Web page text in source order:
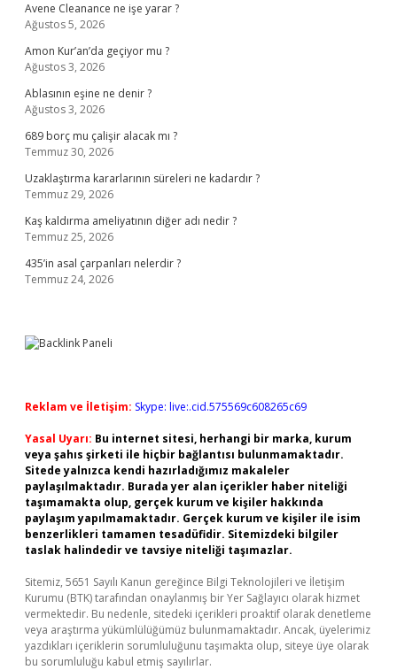
Avene Cleanance ne işe yarar ?
Ağustos 5, 2026
Amon Kur’an’da geçiyor mu ?
Ağustos 3, 2026
Ablasının eşine ne denir ?
Ağustos 3, 2026
689 borç mu çalişir alacak mı ?
Temmuz 30, 2026
Uzaklaştırma kararlarının süreleri ne kadardır ?
Temmuz 29, 2026
Kaş kaldırma ameliyatının diğer adı nedir ?
Temmuz 25, 2026
435’in asal çarpanları nelerdir ?
Temmuz 24, 2026
Reklam ve İletişim: Skype: live:.cid.575569c608265c69
Yasal Uyarı: Bu internet sitesi, herhangi bir marka, kurum
veya şahıs şirketi ile hiçbir bağlantısı bulunmamaktadır.
Sitede yalnızca kendi hazırladığımız makaleler
paylaşılmaktadır. Burada yer alan içerikler haber niteliği
taşımamakta olup, gerçek kurum ve kişiler hakkında
paylaşım yapılmamaktadır. Gerçek kurum ve kişiler ile isim
benzerlikleri tamamen tesadüfidir. Sitemizdeki bilgiler
taslak halindedir ve tavsiye niteliği taşımazlar.
Sitemiz, 5651 Sayılı Kanun gereğince Bilgi Teknolojileri ve İletişim
Kurumu (BTK) tarafından onaylanmış bir Yer Sağlayıcı olarak hizmet
vermektedir. Bu nedenle, sitedeki içerikleri proaktif olarak denetleme
veya araştırma yükümlülüğümüz bulunmamaktadır. Ancak, üyelerimiz
yazdıkları içeriklerin sorumluluğunu taşımakta olup, siteye üye olarak
bu sorumluluğu kabul etmiş sayılırlar.